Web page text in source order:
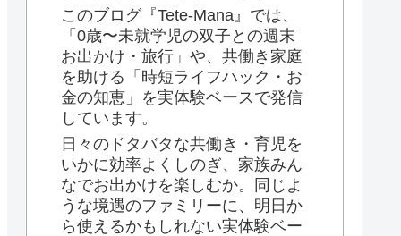
このブログ『Tete-Mana』では、
「0歳〜未就学児の双子との週末
お出かけ・旅行」や、共働き家庭
を助ける「時短ライフハック・お
金の知恵」を実体験ベースで発信
しています。
日々のドタバタな共働き・育児を
いかに効率よくしのぎ、家族みん
なでお出かけを楽しむか。同じよ
うな境遇のファミリーに、明日か
ら使えるかもしれない実体験ベー